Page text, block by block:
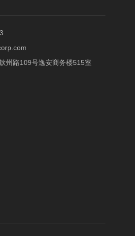
州路109号逸安商务楼515室